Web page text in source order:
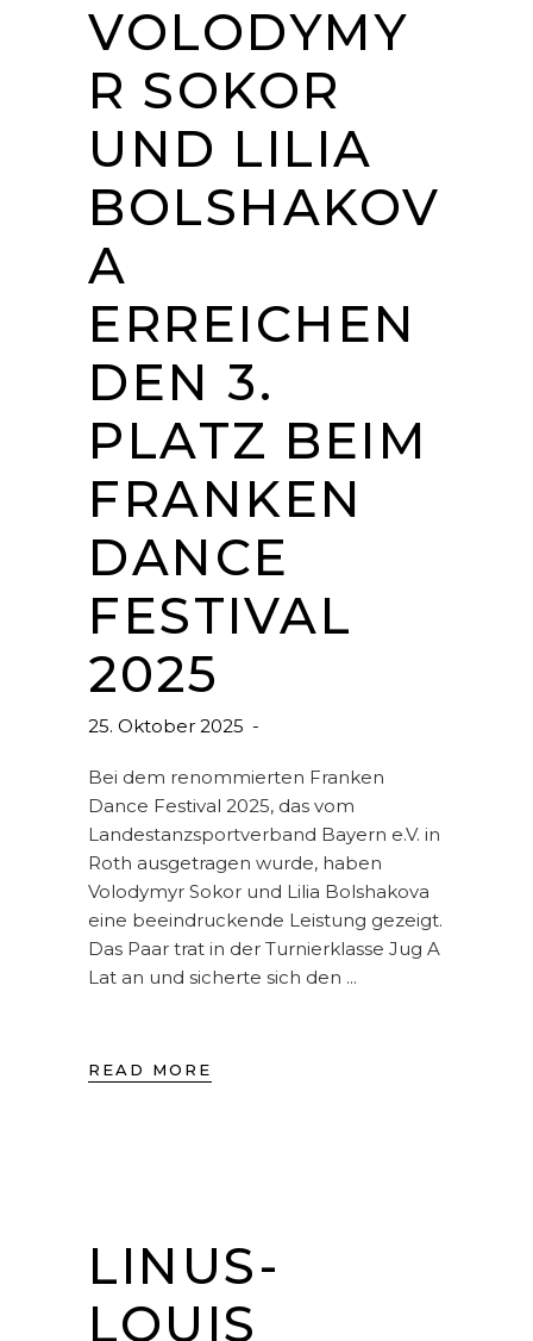
VOLODYMY
R SOKOR
UND LILIA
BOLSHAKOV
A
ERREICHEN
DEN 3.
PLATZ BEIM
FRANKEN
DANCE
FESTIVAL
2025
25. Oktober 2025
Bei dem renommierten Franken
Dance Festival 2025, das vom
Landestanzsportverband Bayern e.V. in
Roth ausgetragen wurde, haben
Volodymyr Sokor und Lilia Bolshakova
eine beeindruckende Leistung gezeigt.
Das Paar trat in der Turnierklasse Jug A
Lat an und sicherte sich den
READ MORE
LINUS-
LOUIS